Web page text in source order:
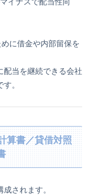
イナスで配当性向
に借金や内部留保を
配当を継続できる会社
。
算書／貸借対照
されます。